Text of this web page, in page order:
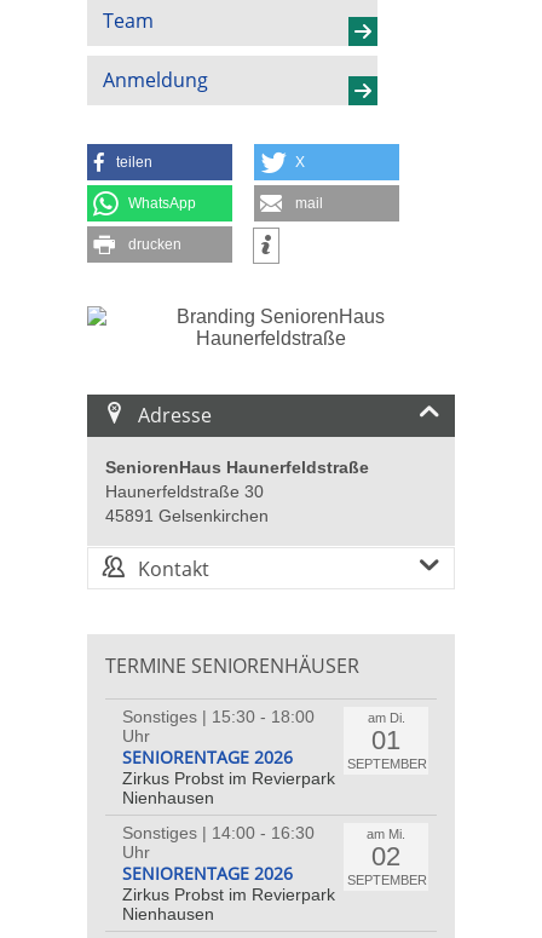
Team
Anmeldung
teilen X
WhatsApp mail
drucken
Adresse
SeniorenHaus Haunerfeldstraße
Haunerfeldstraße 30
45891 Gelsenkirchen
Kontakt
TERMINE SENIORENHÄUSER
am Di.
01
SEPTEMBER
Sonstiges | 15:30 - 18:00
Uhr
SENIORENTAGE 2026
Zirkus Probst im Revierpark
Nienhausen
am Mi.
02
SEPTEMBER
Sonstiges | 14:00 - 16:30
Uhr
SENIORENTAGE 2026
Zirkus Probst im Revierpark
Nienhausen